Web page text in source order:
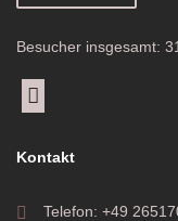
Besucher insgesamt:
Kontakt
Telefon: +49